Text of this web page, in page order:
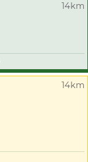
14km
14km